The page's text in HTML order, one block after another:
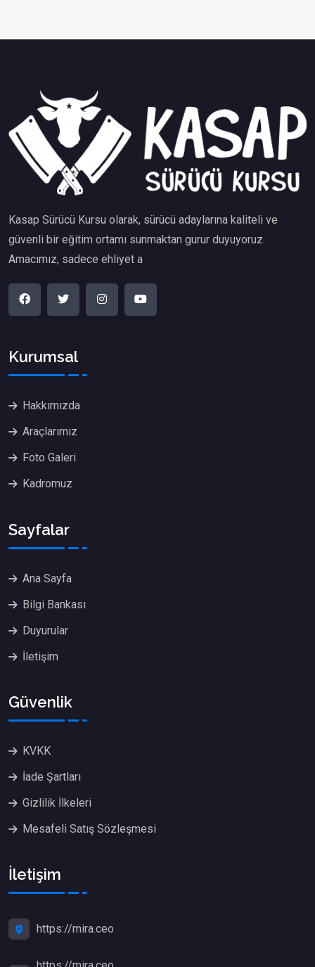
Kasap Sürücü Kursu olarak, sürücü adaylarına kaliteli ve
güvenli bir eğitim ortamı sunmaktan gurur duyuyoruz.
Amacımız, sadece ehliyet a
Kurumsal
Hakkımızda
Araçlarımız
Foto Galeri
Kadromuz
Sayfalar
Ana Sayfa
Bilgi Bankası
Duyurular
İletişim
Güvenlik
KVKK
İade Şartları
Gizlilik İlkeleri
Mesafeli Satış Sözleşmesi
İletişim
https://mira.ceo